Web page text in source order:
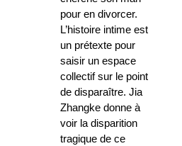
pour en divorcer.
L’histoire intime est
un prétexte pour
saisir un espace
collectif sur le point
de disparaître. Jia
Zhangke donne à
voir la disparition
tragique de ce